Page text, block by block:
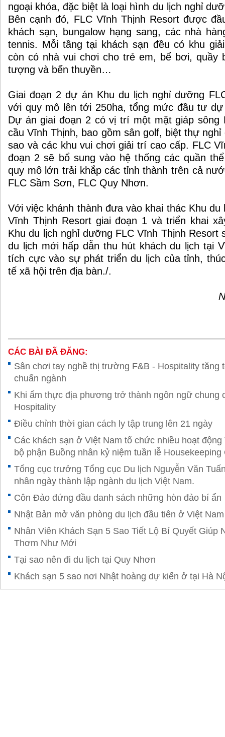
ngoại khóa, đặc biệt là loại hình du lịch nghỉ
Bên cạnh đó, FLC Vĩnh Thịnh Resort được
khách sạn, bungalow hạng sang, các nhà
tennis. Mỗi tầng tại khách sạn đều có khu
còn có nhà vui chơi cho trẻ em, bể bơi, quầy
tượng và bến thuyền…
Giai đoạn 2 dự án Khu du lịch nghỉ dưỡng
với quy mô lên tới 250ha, tổng mức đầu tư
Dự án giai đoạn 2 có vị trí một mặt giáp sông
cầu Vĩnh Thịnh, bao gồm sân golf, biệt thự
sao và các khu vui chơi giải trí cao cấp. FLC
đoạn 2 sẽ bổ sung vào hệ thống các quần
quy mô lớn trải khắp các tỉnh thành trên cả
FLC Sầm Sơn, FLC Quy Nhơn.
Với việc khánh thành đưa vào khai thác Khu du
Vĩnh Thịnh Resort giai đoạn 1 và triển khai
Khu du lịch nghỉ dưỡng FLC Vĩnh Thịnh Resort
du lịch mới hấp dẫn thu hút khách du lịch tại
tích cực vào sự phát triển du lịch của tỉnh,
tế xã hội trên địa bàn./.
CÁC BÀI ĐÃ ĐĂNG:
Sân chơi tay nghề thị trường F&B - Hospitality tăng
chuẩn ngành
Khi ẩm thực địa phương trở thành ngôn ngữ chung
Hospitality
Điều chỉnh thời gian cách ly tập trung lên 21 ngày
Các khách sạn ở Việt Nam tổ chức nhiều hoạt
bộ phận Buồng nhân kỷ niệm tuần lễ Housekeeping
Tổng cục trưởng Tổng cục Du lịch Nguyễn Văn
nhân ngày thành lập ngành du lịch Việt Nam.
Côn Đảo đứng đầu danh sách những hòn đảo bí ẩn
Nhật Bản mở văn phòng du lịch đầu tiên ở Việt Nam
Nhân Viên Khách Sạn 5 Sao Tiết Lộ Bí Quyết Giúp
Thơm Như Mới
Tại sao nên đi du lịch tại Quy Nhơn
Khách sạn 5 sao nơi Nhật hoàng dự kiến ở tại Hà